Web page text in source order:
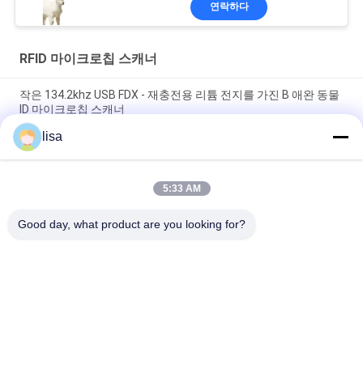
연락하다
RFID 마이크로칩 스캐너
작은 134.2khz USB FDX - 재충전용 리튬 전지를 가진 B 애완 동물
ID 마이크로칩 스캐너
가축 / 애완 식별을 위한 134.2대 킬로 헤르츠 RFID 마이크로칩 동
물 스캐너
소형 ICAR는 애완 동물 Rfid 독자 동물성 마이크로칩 읽는
lisa
5:33 AM
Good day, what product are you looking for?